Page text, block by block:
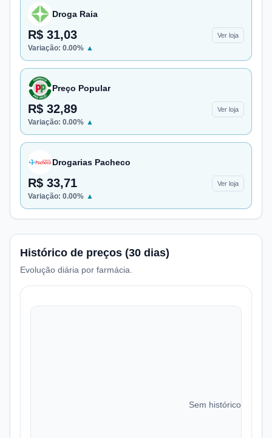
Droga Raia
R$ 31,03 Ver loja
Variação: 0.00% ▲
Preço Popular
R$ 32,89 Ver loja
Variação: 0.00% ▲
Drogarias Pacheco
R$ 33,71 Ver loja
Variação: 0.00% ▲
Histórico de preços (30 dias)
Evolução diária por farmácia.
Sem histórico de